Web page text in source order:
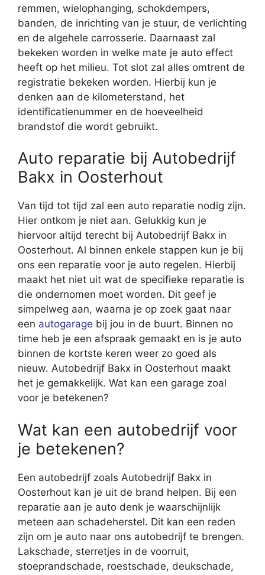
remmen, wielophanging, schokdempers,
banden, de inrichting van je stuur, de verlichting
en de algehele carrosserie. Daarnaast zal
bekeken worden in welke mate je auto effect
heeft op het milieu. Tot slot zal alles omtrent de
registratie bekeken worden. Hierbij kun je
denken aan de kilometerstand, het
identificatienummer en de hoeveelheid
brandstof die wordt gebruikt.
Auto reparatie bij Autobedrijf
Bakx in Oosterhout
Van tijd tot tijd zal een auto reparatie nodig zijn.
Hier ontkom je niet aan. Gelukkig kun je
hiervoor altijd terecht bij Autobedrijf Bakx in
Oosterhout. Al binnen enkele stappen kun je bij
ons een reparatie voor je auto regelen. Hierbij
maakt het niet uit wat de specifieke reparatie is
die ondernomen moet worden. Dit geef je
simpelweg aan, waarna je op zoek gaat naar
een autogarage bij jou in de buurt. Binnen no
time heb je een afspraak gemaakt en is je auto
binnen de kortste keren weer zo goed als
nieuw. Autobedrijf Bakx in Oosterhout maakt
het je gemakkelijk. Wat kan een garage zoal
voor je betekenen?
Wat kan een autobedrijf voor
je betekenen?
Een autobedrijf zoals Autobedrijf Bakx in
Oosterhout kan je uit de brand helpen. Bij een
reparatie aan je auto denk je waarschijnlijk
meteen aan schadeherstel. Dit kan een reden
zijn om je auto naar ons autobedrijf te brengen.
Lakschade, sterretjes in de voorruit,
stoeprandschade, roestschade, deukschade,